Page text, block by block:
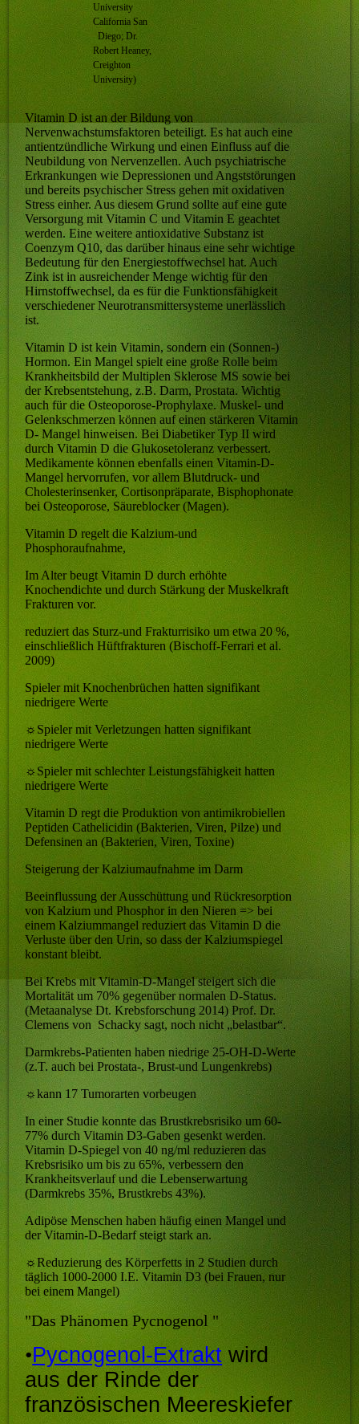
University
California San
Diego; Dr.
Robert Heaney,
Creighton
University)
Vitamin D ist an der Bildung von
Nervenwachstumsfaktoren beteiligt. Es hat auch eine
antientzündliche Wirkung und einen Einfluss auf die
Neubildung von Nervenzellen. Auch psychiatrische
Erkrankungen wie Depressionen und Angststörungen
und bereits psychischer Stress gehen mit oxidativen
Stress einher. Aus diesem Grund sollte auf eine gute
Versorgung mit Vitamin C und Vitamin E geachtet
werden. Eine weitere antioxidative Substanz ist
Coenzym Q10, das darüber hinaus eine sehr wichtige
Bedeutung für den Energiestoffwechsel hat. Auch
Zink ist in ausreichender Menge wichtig für den
Hirnstoffwechsel, da es für die Funktionsfähigkeit
verschiedener Neurotransmittersysteme unerlässlich
ist.
Vitamin D ist kein Vitamin, sondern ein (Sonnen-)
Hormon. Ein Mangel spielt eine große Rolle beim
Krankheitsbild der Multiplen Sklerose MS sowie bei
der Krebsentstehung, z.B. Darm, Prostata. Wichtig
auch für die Osteoporose-Prophylaxe. Muskel- und
Gelenkschmerzen können auf einen stärkeren Vitamin
D- Mangel hinweisen. Bei Diabetiker Typ II wird
durch Vitamin D die Glukosetoleranz verbessert.
Medikamente können ebenfalls einen Vitamin-D-
Mangel hervorrufen, vor allem Blutdruck- und
Cholesterinsenker, Cortisonpräparate, Bisphophonate
bei Osteoporose, Säureblocker (Magen).
Vitamin D regelt die Kalzium-und
Phosphoraufnahme,
Im Alter beugt Vitamin D durch erhöhte
Knochendichte und durch Stärkung der Muskelkraft
Frakturen vor.
reduziert das Sturz-und Frakturrisiko um etwa 20 %,
einschließlich Hüftfrakturen (Bischoff-Ferrari et al.
2009)
Spieler mit Knochenbrüchen hatten signifikant
niedrigere Werte
☼ Spieler mit Verletzungen hatten signifikant
niedrigere Werte
☼ Spieler mit schlechter Leistungsfähigkeit hatten
niedrigere Werte
Vitamin D regt die Produktion von antimikrobiellen
Peptiden Cathelicidin (Bakterien, Viren, Pilze) und
Defensinen an (Bakterien, Viren, Toxine)
Steigerung der Kalziumaufnahme im Darm
Beeinflussung der Ausschüttung und Rückresorption
von Kalzium und Phosphor in den Nieren => bei
einem Kalziummangel reduziert das Vitamin D die
Verluste über den Urin, so dass der Kalziumspiegel
konstant bleibt.
Bei Krebs mit Vitamin-D-Mangel steigert sich die
Mortalität um 70% gegenüber normalen D-Status.
(Metaanalyse Dt. Krebsforschung 2014) Prof. Dr.
Clemens von Schacky sagt, noch nicht „belastbar“.
Darmkrebs-Patienten haben niedrige 25-OH-D-Werte
(z.T. auch bei Prostata-, Brust-und Lungenkrebs)
☼kann 17 Tumorarten vorbeugen
In einer Studie konnte das Brustkrebsrisiko um 60-
77% durch Vitamin D3-Gaben gesenkt werden.
Vitamin D-Spiegel von 40 ng/ml reduzieren das
Krebsrisiko um bis zu 65%, verbessern den
Krankheitsverlauf und die Lebenserwartung
(Darmkrebs 35%, Brustkrebs 43%).
Adipöse Menschen haben häufig einen Mangel und
der Vitamin-D-Bedarf steigt stark an.
☼Reduzierung des Körperfetts in 2 Studien durch
täglich 1000-2000 I.E. Vitamin D3 (bei Frauen, nur
bei einem Mangel)
"Das Phänomen Pycnogenol "
•Pycnogenol-Extraktwird
aus der Rinde der
französischen Meereskiefer